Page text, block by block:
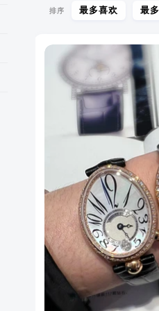
排序 最多喜欢 最